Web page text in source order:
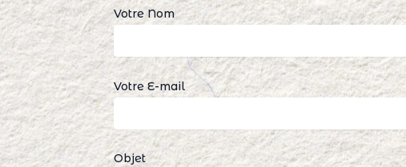
Votre Nom
Votre E-mail
Objet